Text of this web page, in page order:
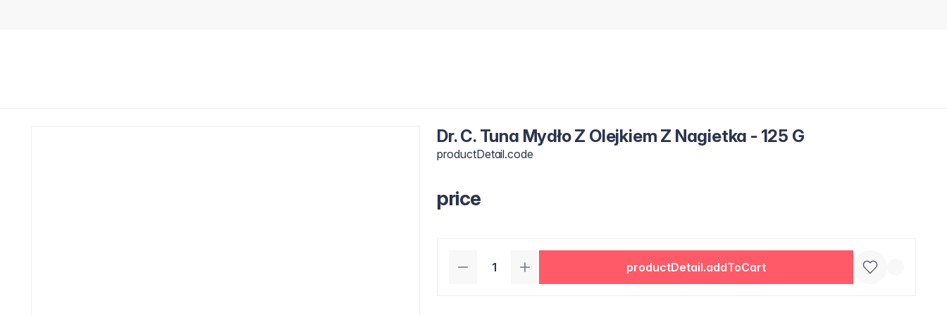
Dr. C. Tuna Mydło Z Olejkiem Z Nagietka - 125 G
productDetail.code
price
productDetail.addToCart